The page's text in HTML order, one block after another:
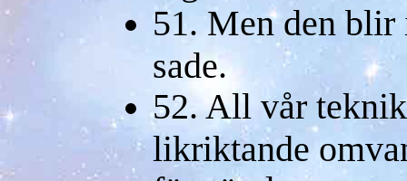
51. Men den blir
sade.
52. All vår
likriktande